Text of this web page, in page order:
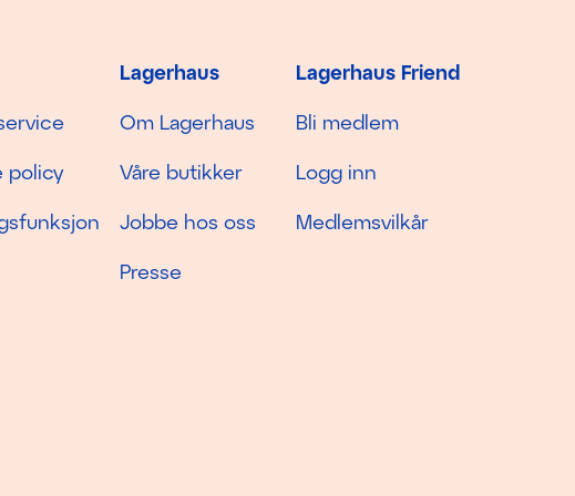
policy
Lagerhaus
Om Lagerhaus
Våre butikker
Jobbe hos oss
Presse
Lagerhaus Friend
Bli medlem
Logg inn
Medlemsvilkår